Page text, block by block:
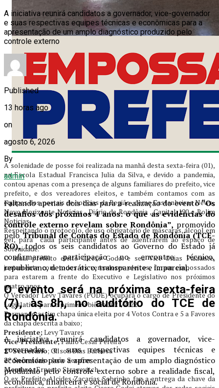
A solenidade de posse foi realizada na manhã desta sexta-feira (01),
na Escola Estadual Francisca Julia da Silva, e devido a pandemia,
contou apenas com a presença de alguns familiares do prefeito, vice
prefeito, e dos vereadores eleitos, e também contamos com as
equipes dos portais de noticias da Região , como Castanheiras News ,
Novo Horizonte Noticias , Diário de Rondônia , Capital 190 e Rolim
Noticias.
Respeitando o protocolo, de uso obrigatório de máscaras, álcool em
gel, para cada participante antes de adentrarem ao espaço de
Solenidade.
O atual prefeito eleito Cicero Godoi e seu Vice Onias Paizante,
juntamente com todos os vereadores eleitos, foram empossados
para estarem a frente do Executivo e Legislativo nos próximos
quatro anos.
O Vereador Levy Tavares (PODE) ocupará o cargo de Presidente do
Legislativo para o primeiro biênio 2021/2022.
Formando assim chapa única eleita por 4 Votos Contra e 5 a Favores
da chapa descrita a baixo;
Presidente; Levy Tavares
Vice-Presidente;Paulo Cesar Pereira
1° Secretário; Gilson Dias Barbosa
2º Secretário;João Serafim
Membro;Ernesto Stragevitch
O ex Prefeito Alcides Zacarias Sobrinho faz a entrega da chave da
A iniciativa reunirá candidatos a governador, vice-governador
e suas respectivas equipes técnicas e econômicas para a
apresentação de um amplo diagnóstico produzido pelo
controle externo
Published
13 horas ago
on
agosto 6, 2026
By
admin
Faltando apenas dois dias para a realização do evento“Os
desafios dos próximos 4 anos: o que as evidências do
controle externo revelam sobre Rondônia”, promovido
peloTribunal de Contas do Estado de Rondônia (TCE-
RO),todos os seis candidatos ao Governo do Estado já
confirmaram participação no encontro técnico,
republicano, democrático, transparente e imparcial.
O evento será na próxima sexta-feira
(7), às 8h, no auditório do TCE de
Rondônia.
A iniciativa reunirá candidatos a governador, vice-
governador e suas respectivas equipes técnicas e
econômicas para a apresentação de um amplo diagnóstico
produzido pelo controle externo sobre a realidade fiscal,
econômica, financeira e social de Rondônia.